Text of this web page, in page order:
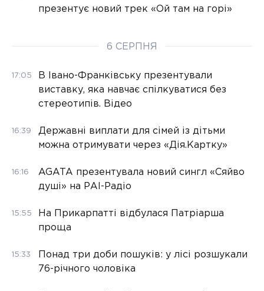
презентує новий трек «Ой там на горі»
6 СЕРПНЯ
17:05
В Івано-Франківську презентували
виставку, яка навчає спілкуватися без
стереотипів. Відео
16:39
Державні виплати для сімей із дітьми
можна отримувати через «Дія.Картку»
16:16
AGATA презентувала новий сингл «Сяйво
душі» на РАІ-Радіо
15:55
На Прикарпатті відбулася Патріарша
проща
15:33
Понад три доби пошуків: у лісі розшукали
76-річного чоловіка